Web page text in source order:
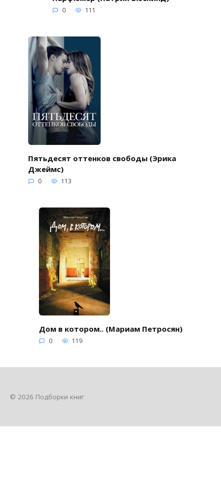
0 111
Пятьдесят оттенков свободы (Эрика
Джеймс)
0 113
Дом в котором.. (Мариам Петросян)
0 119
© 2026 Подборки книг